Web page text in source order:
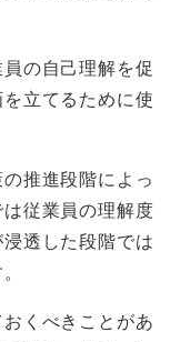
員の自己理解を促
立てるために使
推進段階によっ
従業員の理解度
透した段階では
くべきことがあ